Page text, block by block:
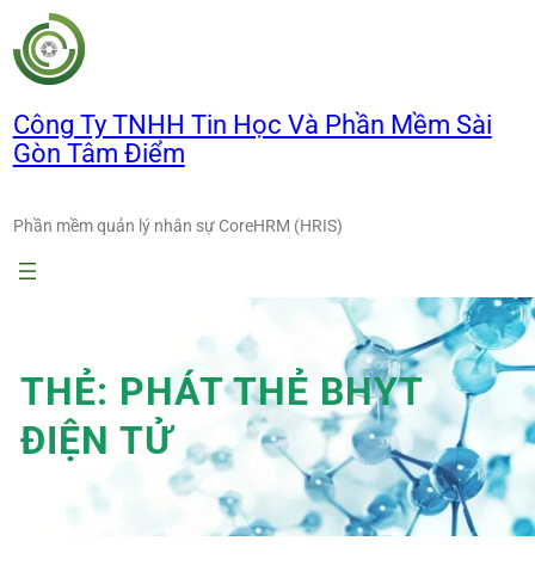
Chuyển
đến
phần
dung
Công Ty TNHH Tin Học Và Phần Mềm Sài
Gòn Tâm Điểm
Phần mềm quản lý nhân sự CoreHRM (HRIS)
THẺ: PHÁT THẺ BHYT
ĐIỆN TỬ